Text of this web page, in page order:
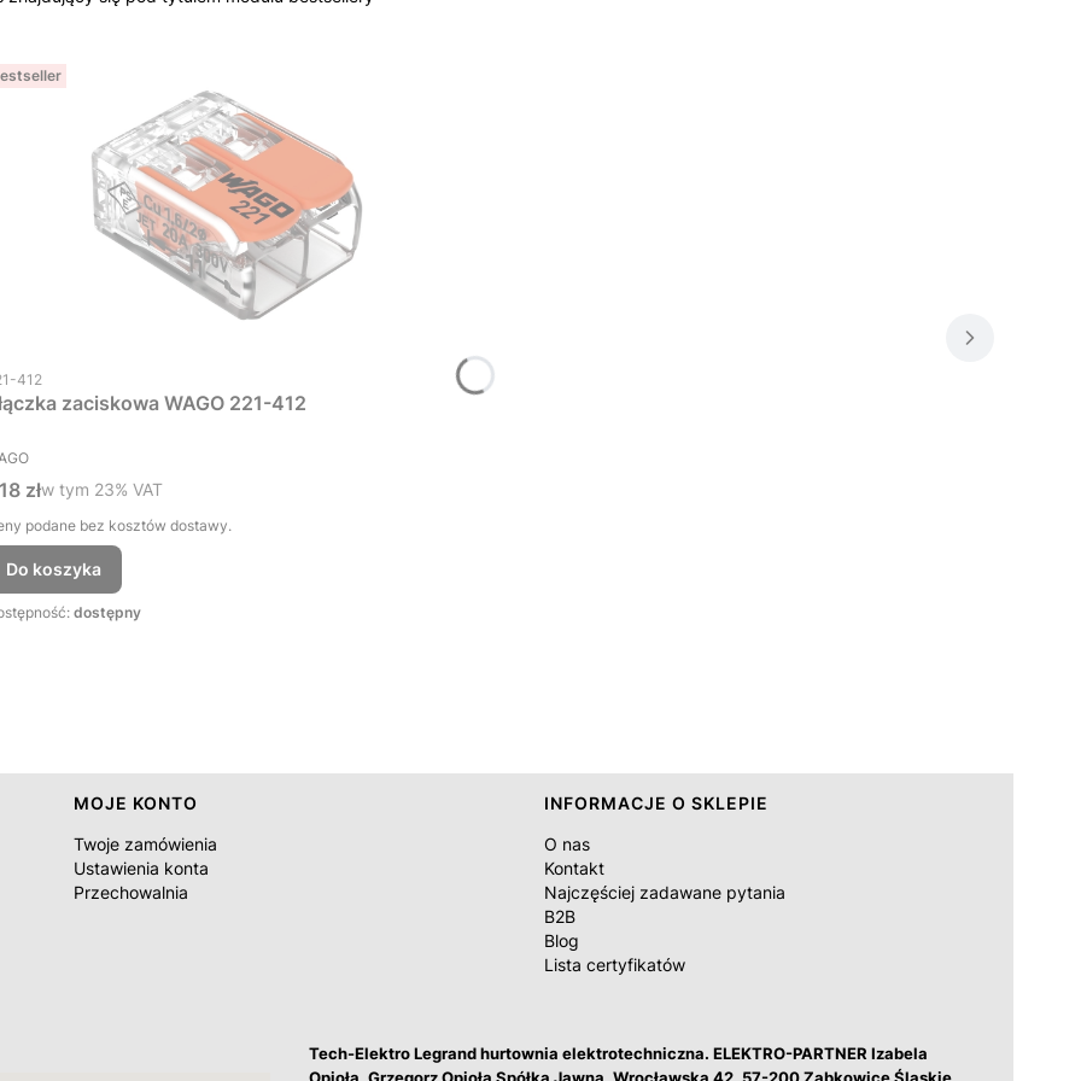
produktu
412
zaciskowa WAGO 221-412
brutto
złw tym %s VAT
w tym 23% VAT
podane bez kosztów dostawy.
Do koszyka
dostępny
MOJE KONTO
Twoje zamówienia
Ustawienia konta
Przechowalnia
INFORMACJE O SKLEPIE
O nas
Kontakt
Najczęściej zadawane pytania
B2B
Blog
Lista certyfikatów
Tech-Elektro Legrand hurtownia elektrotechniczna. ELEKTRO-PARTNER Izabela
Opioła, Grzegorz Opioła Spółka Jawna, Wrocławska 42, 57-200 Ząbkowice Śląskie,